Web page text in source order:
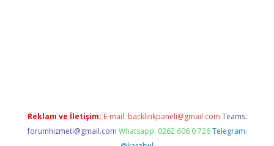
Reklam ve İletişim: E-mail: backlinkpaneli@gmail.com Teams:
forumhizmeti@gmail.com Whatsapp: 0262 606 0 726 Telegram: